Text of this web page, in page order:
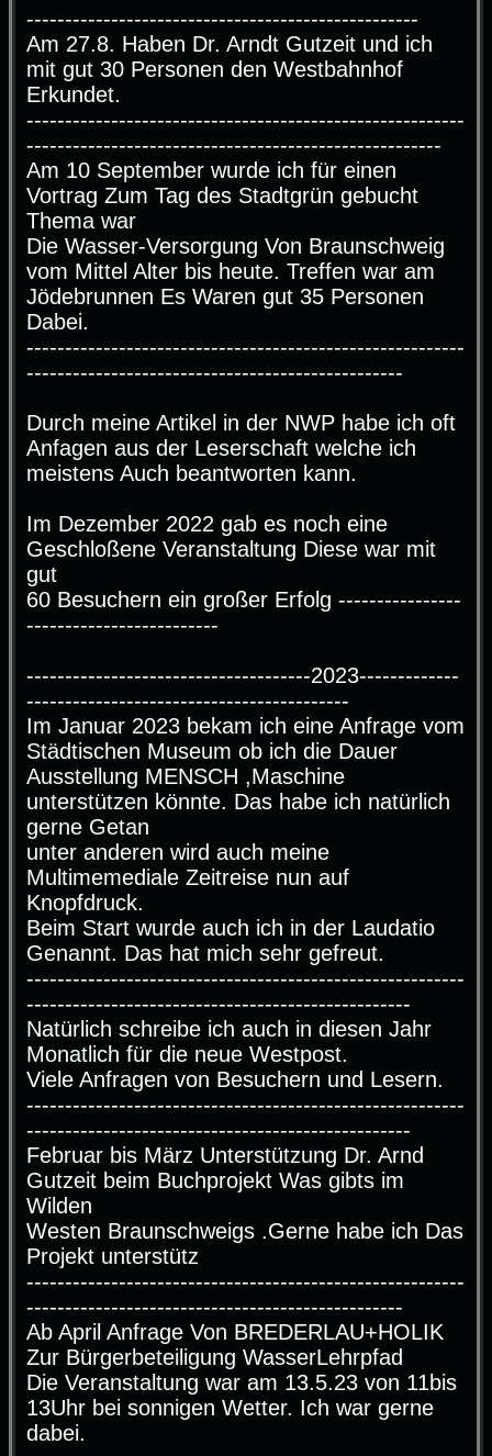
---------------------------------------------------
Am 27.8. Haben Dr. Arndt Gutzeit und ich
mit gut 30 Personen den Westbahnhof
Erkundet.
---------------------------------------------------------
------------------------------------------------------
Am 10 September wurde ich für einen
Vortrag Zum Tag des Stadtgrün gebucht
Thema war
Die Wasser-Versorgung Von Braunschweig
vom Mittel Alter bis heute. Treffen war am
Jödebrunnen Es Waren gut 35 Personen
Dabei.
---------------------------------------------------------
-------------------------------------------------
Durch meine Artikel in der NWP habe ich oft
Anfagen aus der Leserschaft welche ich
meistens Auch beantworten kann.
Im Dezember 2022 gab es noch eine
Geschloßene Veranstaltung Diese war mit
gut
60 Besuchern ein großer Erfolg ----------------
-------------------------
-------------------------------------2023-------------
------------------------------------------
Im Januar 2023 bekam ich eine Anfrage vom
Städtischen Museum ob ich die Dauer
Ausstellung MENSCH ,Maschine
unterstützen könnte. Das habe ich natürlich
gerne Getan
unter anderen wird auch meine
Multimemediale Zeitreise nun auf
Knopfdruck.
Beim Start wurde auch ich in der Laudatio
Genannt. Das hat mich sehr gefreut.
---------------------------------------------------------
--------------------------------------------------
Natürlich schreibe ich auch in diesen Jahr
Monatlich für die neue Westpost.
Viele Anfragen von Besuchern und Lesern.
---------------------------------------------------------
--------------------------------------------------
Februar bis März Unterstützung Dr. Arnd
Gutzeit beim Buchprojekt Was gibts im
Wilden
Westen Braunschweigs .Gerne habe ich Das
Projekt unterstütz
---------------------------------------------------------
-------------------------------------------------
Ab April Anfrage Von BREDERLAU+HOLIK
Zur Bürgerbeteiligung WasserLehrpfad
Die Veranstaltung war am 13.5.23 von 11bis
13Uhr bei sonnigen Wetter. Ich war gerne
dabei.